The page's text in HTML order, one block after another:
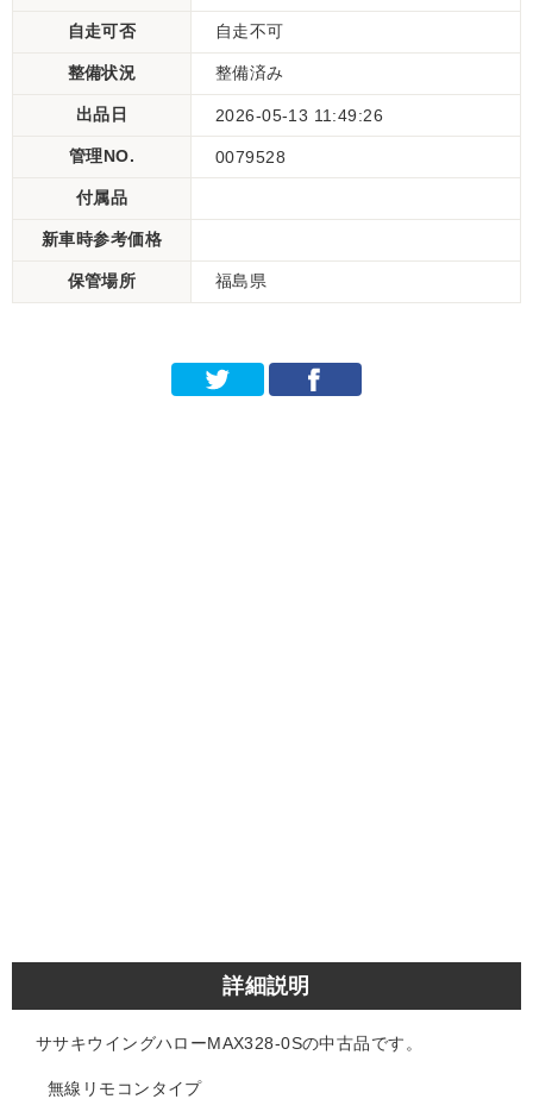
自走可否 自走不可
整備状況 整備済み
出品日 2026-05-13 11:49:26
管理NO. 0079528
付属品
新車時参考価格
保管場所 福島県
詳細説明
ササキウイングハローMAX328-0Sの中古品です。
無線リモコンタイプ